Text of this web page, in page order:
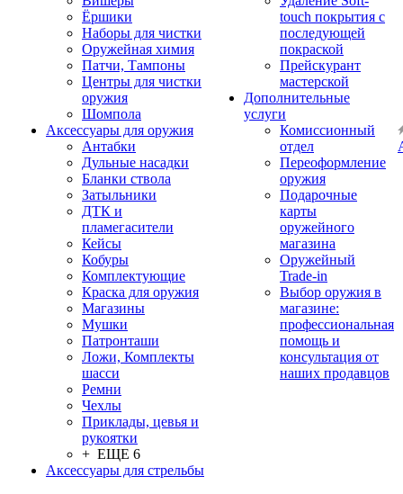
Ёршики
Наборы для чистки
Оружейная химия
Патчи, Тампоны
Центры для чистки
оружия
Шомпола
Аксессуары для оружия
Антабки
Дульные насадки
Бланки ствола
Затыльники
ДТК и
пламегасители
Кейсы
Кобуры
Комплектующие
Краска для оружия
Магазины
Мушки
Патронташи
Ложи, Комплекты
шасси
Ремни
Чехлы
Приклады, цевья и
рукоятки
+ ЕЩЕ 6
Аксессуары для стрельбы
touch покрытия с
последующей
покраской
Прейскурант
мастерской
Дополнительные
услуги
Комиссионный
отдел
Переоформление
оружия
Подарочные
карты
оружейного
магазина
Оружейный
Trade-in
Выбор оружия в
магазине:
профессиональная
помощь и
консультация от
наших продавцов